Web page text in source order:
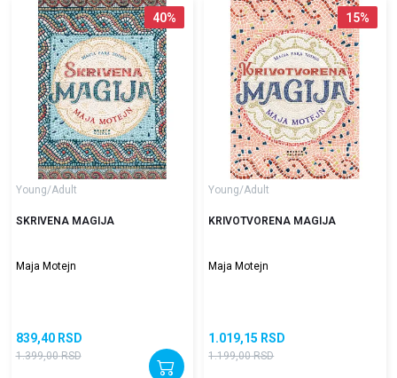
40%
Young/Adult
SKRIVENA MAGIJA
Maja Motejn
839,40 RSD
1.399,00 RSD
15%
Young/Adult
KRIVOTVORENA MAGIJA
Maja Motejn
1.019,15 RSD
1.199,00 RSD